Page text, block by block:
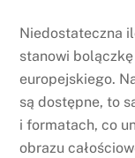
Niedostateczna
stanowi
europejskiego.
są dostępne, to
i formatach, co
obrazu